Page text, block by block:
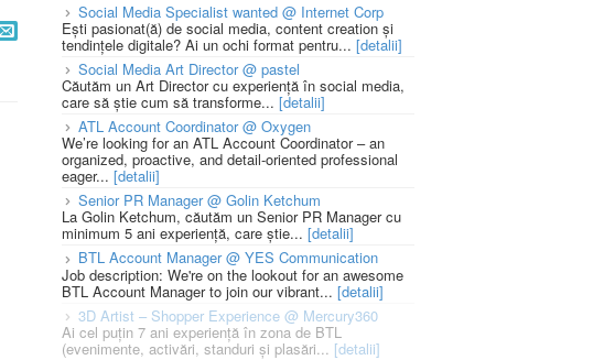
Social Media Specialist wanted @ Internet Corp
Ești pasionat(ă) de social media, content creation și
tendințele digitale? Ai un ochi format pentru... [detalii]
Social Media Art Director @ pastel
Căutăm un Art Director cu experiență în social media,
care să știe cum să transforme... [detalii]
ATL Account Coordinator @ Oxygen
We’re looking for an ATL Account Coordinator – an
organized, proactive, and detail-oriented professional
eager... [detalii]
Senior PR Manager @ Golin Ketchum
La Golin Ketchum, căutăm un Senior PR Manager cu
minimum 5 ani experiență, care știe... [detalii]
BTL Account Manager @ YES Communication
Job description: We're on the lookout for an awesome
BTL Account Manager to join our vibrant... [detalii]
3D Artist – Shopper Experience @ Mercury360
Ai cel puțin 7 ani experiență în zona de BTL
(evenimente, activări, standuri și plasări... [detalii]